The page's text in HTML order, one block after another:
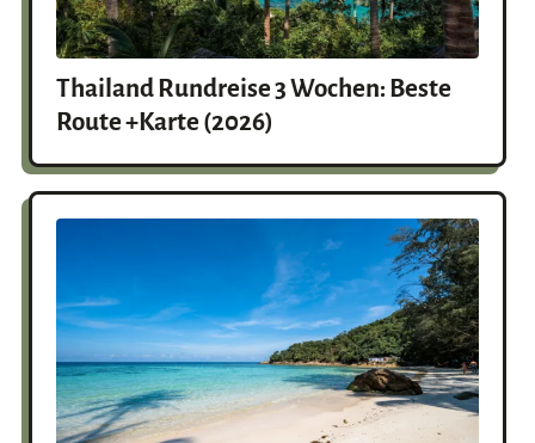
Thailand Rundreise 3 Wochen: Beste
Route +Karte (2026)